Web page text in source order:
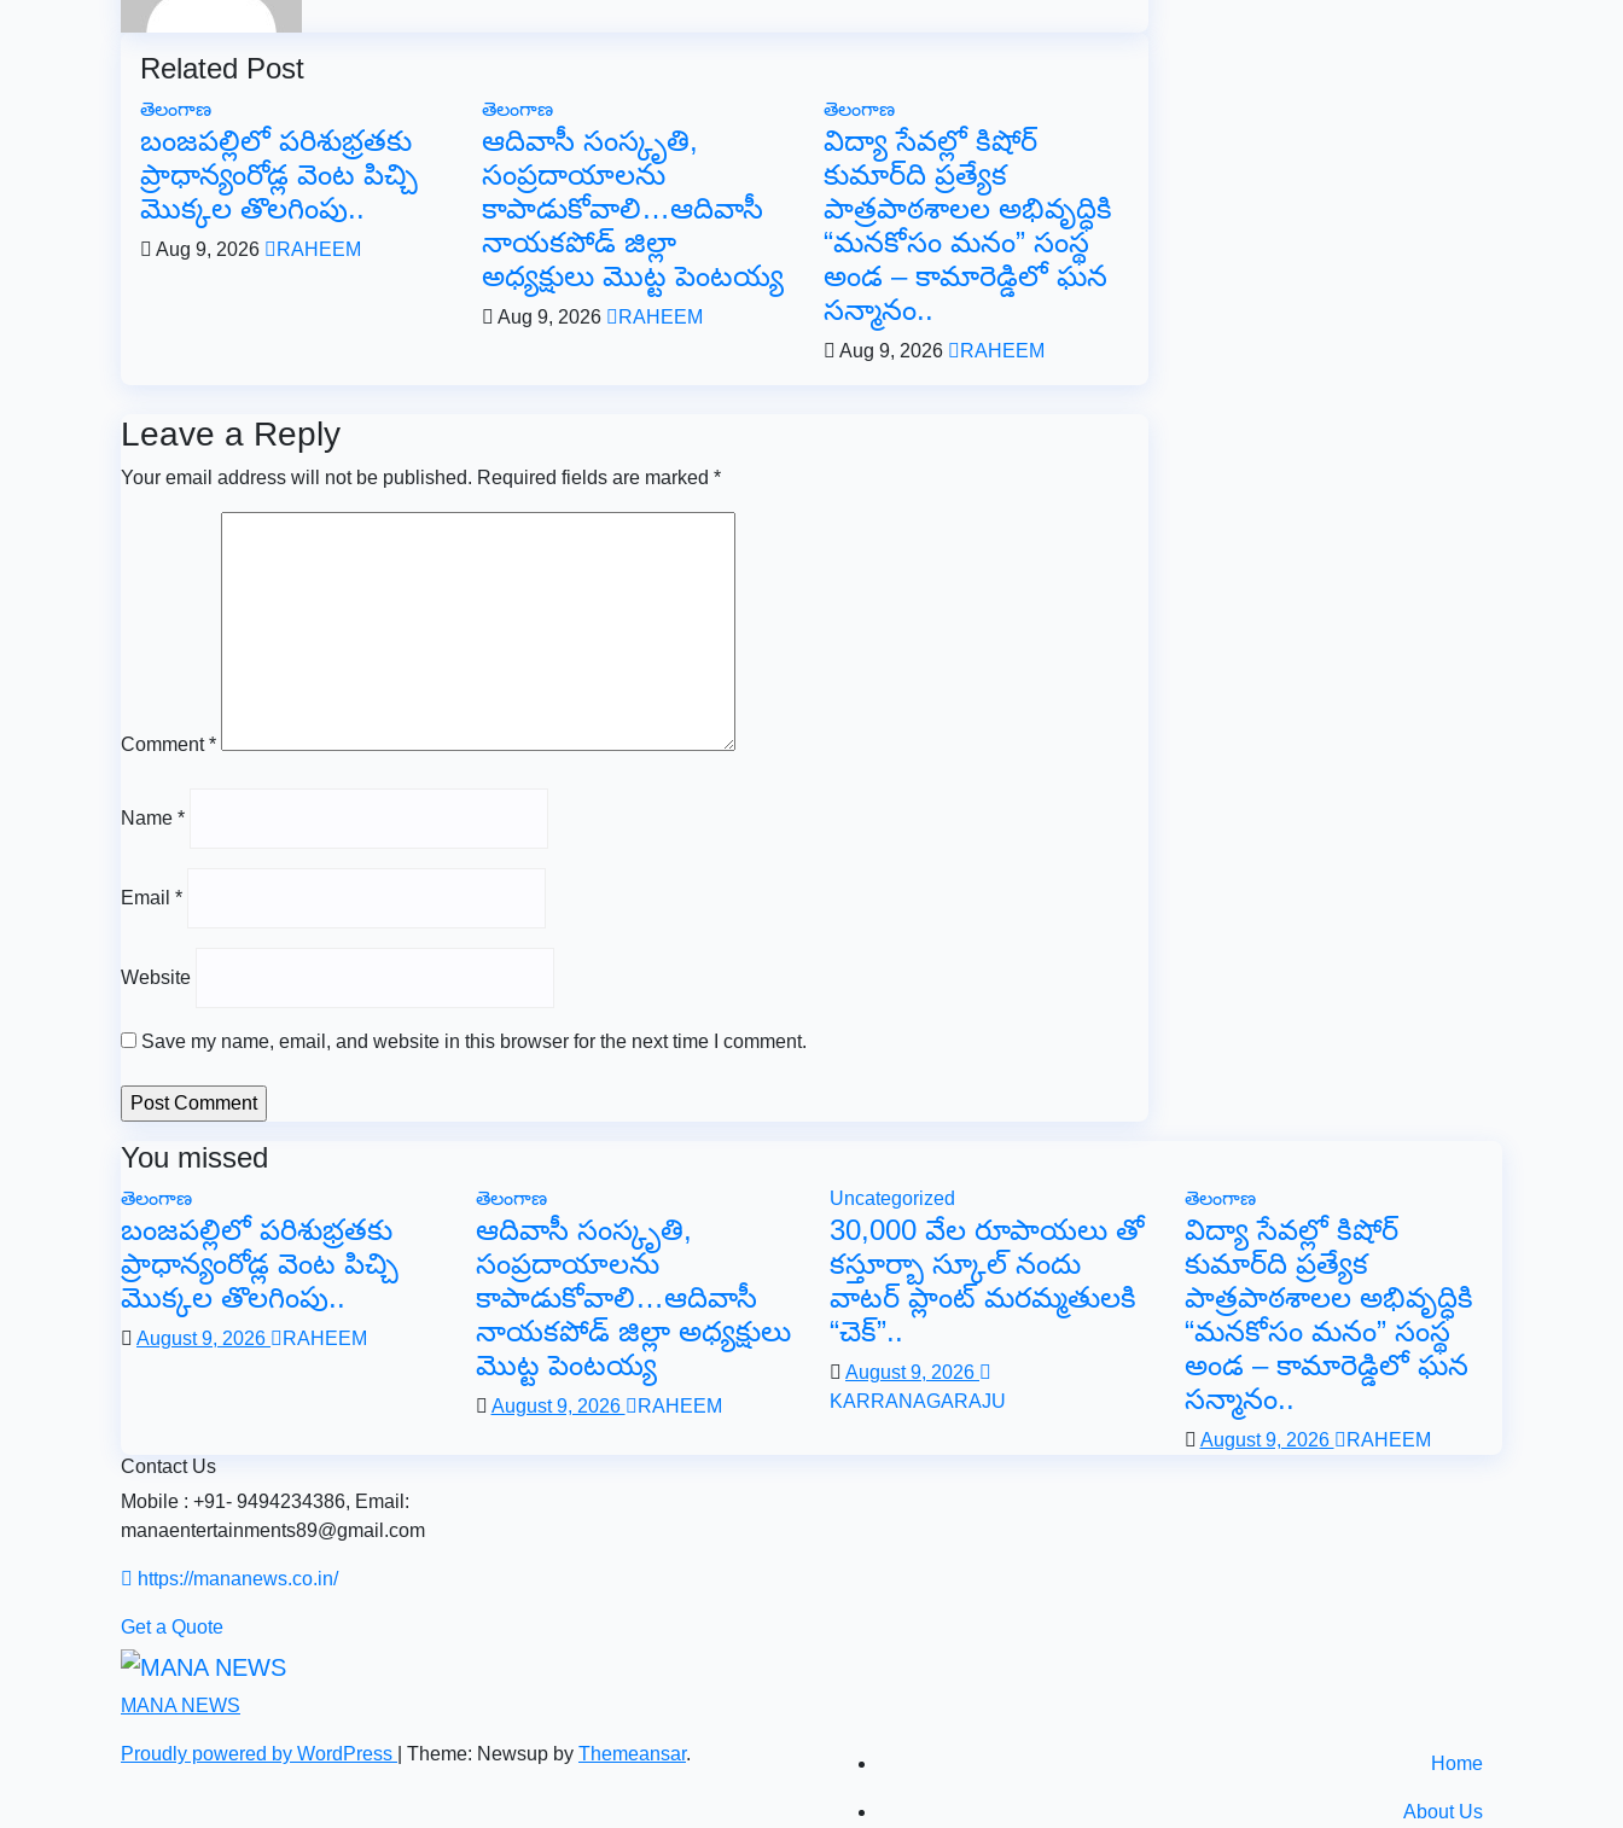
Related Post
తెలంగాణ
బంజపల్లిలో పరిశుభ్రతకు
ప్రాధాన్యంరోడ్ల వెంట పిచ్చి
మొక్కల తొలగింపు..
Aug 9, 2026 RAHEEM
తెలంగాణ
ఆదివాసీ సంస్కృతి,
సంప్రదాయాలను
కాపాడుకోవాలి…ఆదివాసీ
నాయకపోడ్ జిల్లా
అధ్యక్షులు మొట్ట పెంటయ్య
Aug 9, 2026 RAHEEM
తెలంగాణ
విద్యా సేవల్లో కిషోర్
కుమార్‌ది ప్రత్యేక
పాత్రపాఠశాలల అభివృద్ధికి
“మనకోసం మనం” సంస్థ
అండ – కామారెడ్డిలో ఘన
సన్మానం..
Aug 9, 2026 RAHEEM
Leave a Reply
Your email address will not be published. Required fields are marked *
Comment*
Name *
Email *
Website
Save my name, email, and website in this browser for the next time I comment.
You missed
తెలంగాణ
బంజపల్లిలో పరిశుభ్రతకు
ప్రాధాన్యంరోడ్ల వెంట పిచ్చి
మొక్కల తొలగింపు..
August 9, 2026 RAHEEM
తెలంగాణ
ఆదివాసీ సంస్కృతి,
సంప్రదాయాలను
కాపాడుకోవాలి…ఆదివాసీ
నాయకపోడ్ జిల్లా అధ్యక్షులు
మొట్ట పెంటయ్య
August 9, 2026 RAHEEM
Uncategorized
30,000 వేల రూపాయలు తో
కస్తూర్బా స్కూల్ నందు
వాటర్ ప్లాంట్ మరమ్మతులకి
“చెక్”..
August 9, 2026
KARRANAGARAJU
తెలంగాణ
విద్యా సేవల్లో కిషోర్
కుమార్‌ది ప్రత్యేక
పాత్రపాఠశాలల అభివృద్ధికి
“మనకోసం మనం” సంస్థ
అండ – కామారెడ్డిలో ఘన
సన్మానం..
August 9, 2026
RAHEEM
Contact Us
Mobile : +91- 9494234386, Email:
manaentertainments89@gmail.com
https://mananews.co.in/
Get a Quote
MANA NEWS
Proudly powered by WordPress Theme: Newsup by Themeansar. Home
About Us